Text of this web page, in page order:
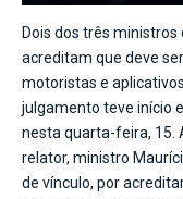
Dois dos três
acreditam que deve
motoristas e
julgamento teve início
nesta quarta-feira, 15.
relator, ministro
de vínculo, por